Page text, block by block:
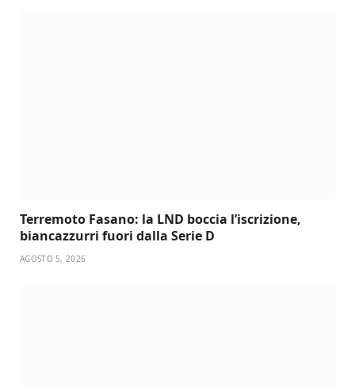
Terremoto Fasano: la LND boccia l’iscrizione,
biancazzurri fuori dalla Serie D
AGOSTO 5, 2026